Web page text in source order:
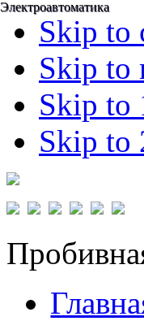
Skip to
Skip to
Skip to
Skip to
Электроавтоматика
Электроавтоматика